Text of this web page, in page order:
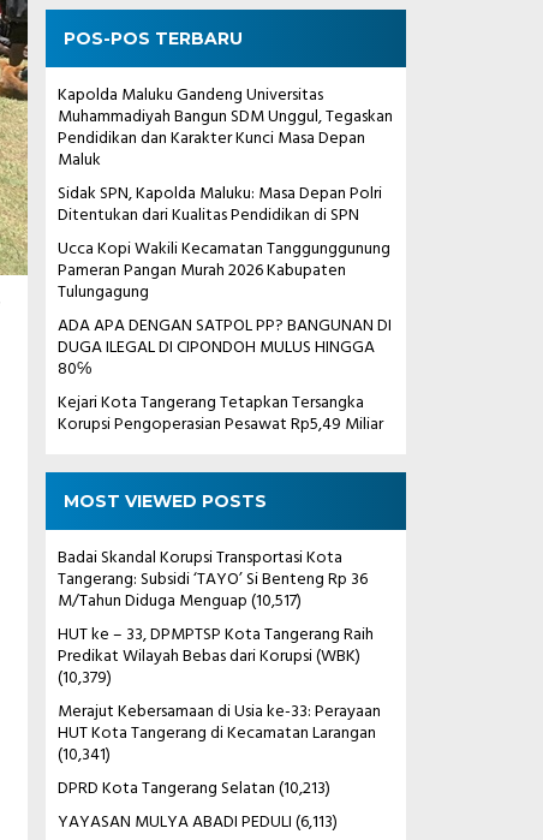
POS-POS TERBARU
Kapolda Maluku Gandeng Universitas
Muhammadiyah Bangun SDM Unggul, Tegaskan
Pendidikan dan Karakter Kunci Masa Depan
Maluk
Sidak SPN, Kapolda Maluku: Masa Depan Polri
Ditentukan dari Kualitas Pendidikan di SPN
Ucca Kopi Wakili Kecamatan Tanggunggunung
Pameran Pangan Murah 2026 Kabupaten
Tulungagung
ADA APA DENGAN SATPOL PP? BANGUNAN DI
DUGA ILEGAL DI CIPONDOH MULUS HINGGA
80℅
Kejari Kota Tangerang Tetapkan Tersangka
Korupsi Pengoperasian Pesawat Rp5,49 Miliar
MOST VIEWED POSTS
Badai Skandal Korupsi Transportasi Kota
Tangerang: Subsidi ‘TAYO’ Si Benteng Rp 36
M/Tahun Diduga Menguap(10,517)
HUT ke – 33, DPMPTSP Kota Tangerang Raih
Predikat Wilayah Bebas dari Korupsi (WBK)
(10,379)
Merajut Kebersamaan di Usia ke-33: Perayaan
HUT Kota Tangerang di Kecamatan Larangan
(10,341)
DPRD Kota Tangerang Selatan(10,213)
YAYASAN MULYA ABADI PEDULI(6,113)